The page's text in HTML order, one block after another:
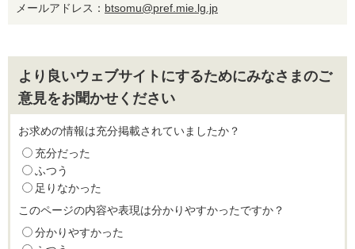
メールアドレス： btsomu@pref.mie.lg.jp
より良いウェブサイトにするためにみなさまのご
意見をお聞かせください
お求めの情報は充分掲載されていましたか？
充分だった
ふつう
足りなかった
このページの内容や表現は分かりやすかったですか？
分かりやすかった